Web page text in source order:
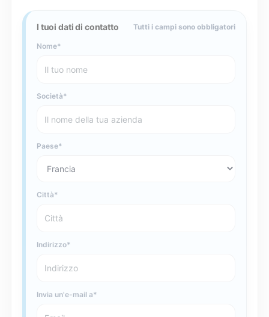
I tuoi dati di contatto Tutti i campi sono obbligatori
Nome
Società
Paese
Città
Indirizzo
Invia un'e-mail a